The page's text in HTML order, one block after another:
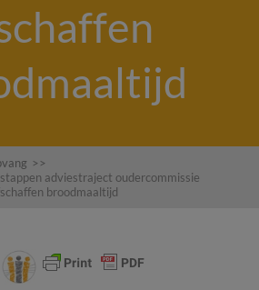
>>
adviestraject oudercommissie
broodmaaltijd